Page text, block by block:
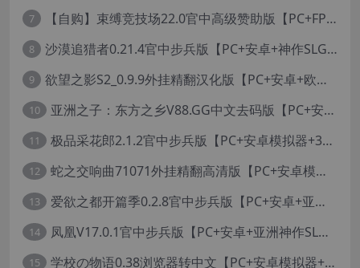
7 【自购】束缚竞技场22.0官中高级赞助版【PC+FPS枪战射击/ACT动作/捏人/团队】/Bondage Arena Premium【43.7G】
8 沙漠追猎者0.21.4官中步兵版【PC+安卓+神作SLG/沙盒+画廊全开】/沙漠潜行者/沉沙猎手/Desert Stalker【9.56G】
9 欲望之影S2_0.9.9外挂精翻汉化版【PC+安卓+欧美精品RPG/步兵/沙盒/媚黑/绿帽NTR】/Shadows of Desire【19.2G】
10 亚洲之子：东方之乡V88.GG中文去码版【PC+安卓模拟器+亚洲风QSP/真人SLG/更新/MOD整合版/作者版】/SOA就是个混蛋/【93G】
11 极品采花郎2.1.2官中步兵版【PC+安卓模拟器+3D互动SLG/亚洲/国风+金手指+真全CG存档】/Romantic Escapades【8.3G】
12 蛇之交响曲71071外挂精翻高清版【PC+安卓模拟器+神作RPG+全CG存档+作弊器】/纳迪亚四部曲之四/Symphony of the Serpent【11.3G】
13 爱欲之都开篇季0.2.8官中步兵版【PC+安卓+亚洲神作SLG+画廊全开】/City Lights Love Bites Season 0【21.7G】
14 凤凰V17.0.1官中步兵版【PC+安卓+亚洲神作SLG+高级赞助版+画廊全开】/Phoenixes【6.5G】
15 学校の物语0.38浏览器转中文【PC+安卓模拟器+亚洲风HTML/精品真人沙盒+存档】/学校物语/Gakko No Monogatari - School Story【37G】